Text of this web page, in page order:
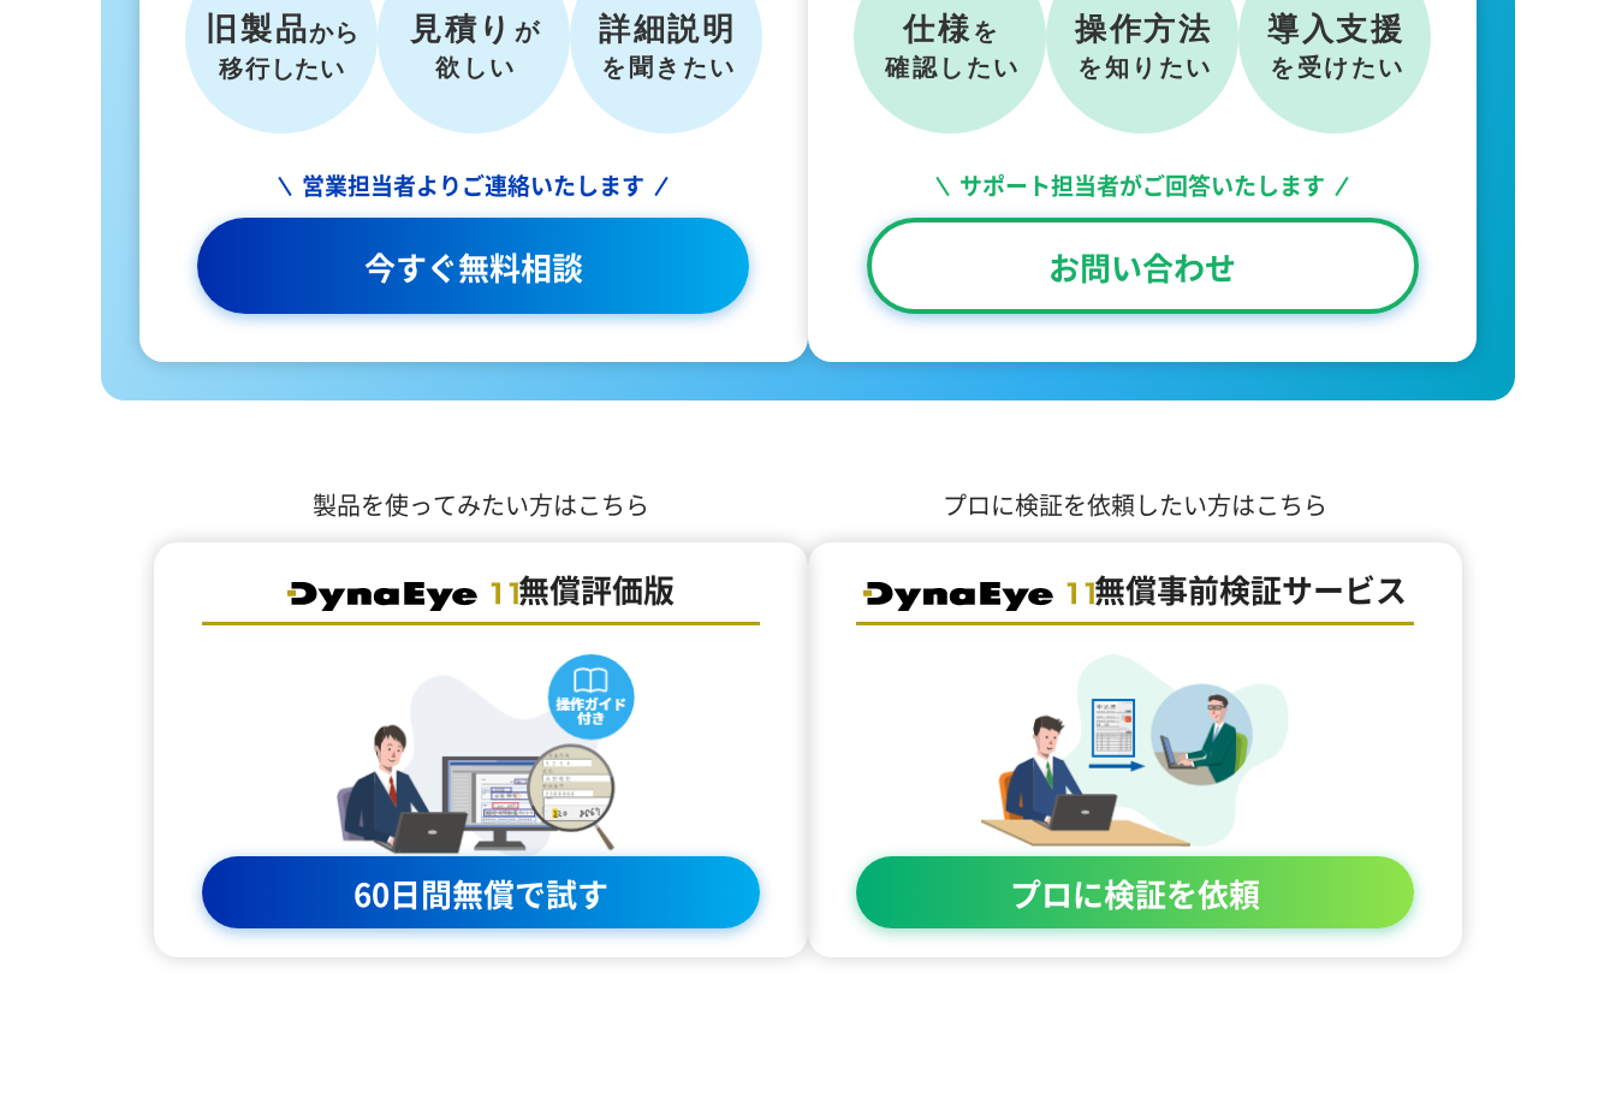
営業担当者よりご連絡いたします
今すぐ無料相談
サポート担当者がご回答いたします
お問い合わせ
製品を使ってみたい方はこちら
無償評価版
60日間無償で試す
プロに検証を依頼したい方はこちら
無償事前検証サービス
プロに検証を依頼